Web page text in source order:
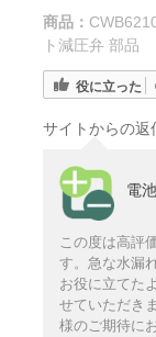
商品：
ト減圧弁 部品
役に立った
サイトからの返
電
この度は高評
す。急な水漏
お役に立てた
せていただき
様のご期待に